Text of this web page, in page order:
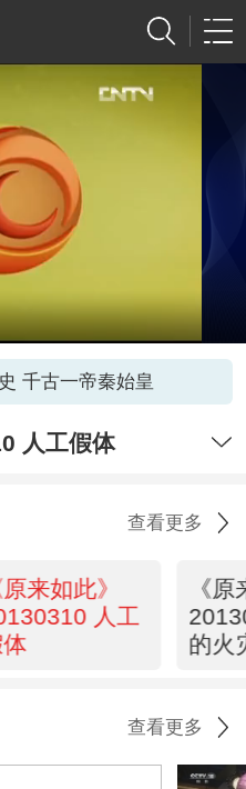
千古一帝秦始皇
人工假体
查看更多
原来如此》
人工
《
的火
查看更多